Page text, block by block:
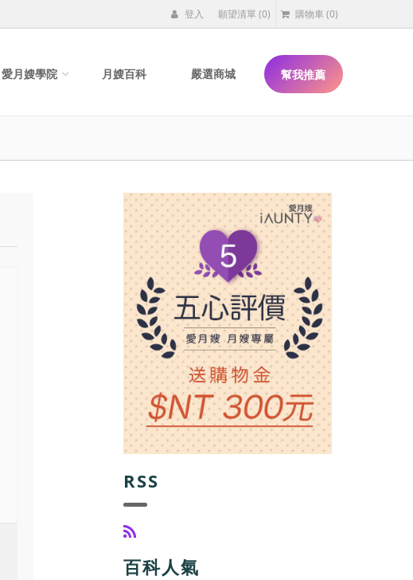
登入 願望清單(0) 購物車 (0)
愛月嫂學院 月嫂百科 嚴選商城 幫我推薦
RSS
百科人氣